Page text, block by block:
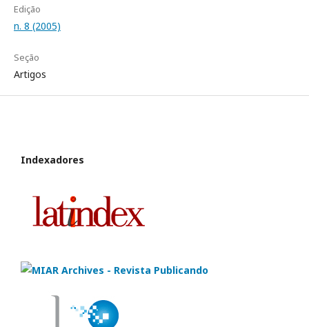
Edição
n. 8 (2005)
Seção
Artigos
Indexadores